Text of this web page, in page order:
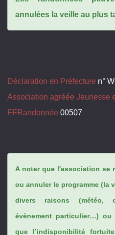
annulées la veille au plus
Déclaration en Préfecture n°
Association agréée Jeunesse
FFRandonnée 00507
A noter que l'association se
ou annuler le programme (la
divers raisons (météo,
évènement particulier…)
que l’indisponibilité